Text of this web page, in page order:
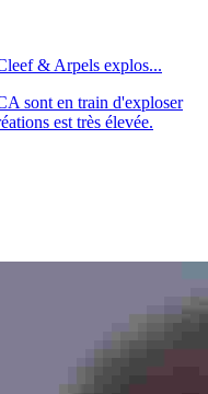
& Arpels explos...
sont en train d'exploser
est très élevée.